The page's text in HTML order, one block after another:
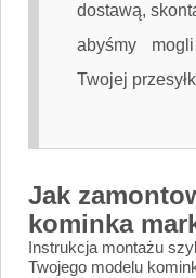
dostawą,
abyśmy
Twojej
Jak
kominka
Instrukcja montażu
Twojego modelu